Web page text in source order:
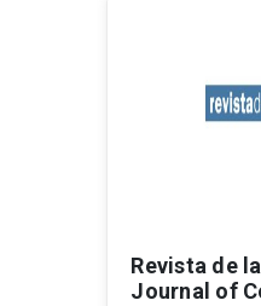
Revista de
Journal of